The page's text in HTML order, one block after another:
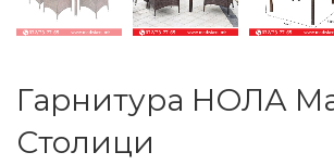
Гарнитура НОЛА
Столици